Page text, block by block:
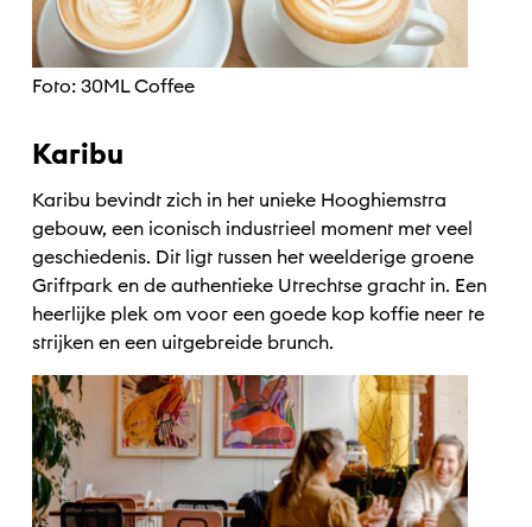
Foto: 30ML Coffee
Karibu
Karibu bevindt zich in het unieke Hooghiemstra
gebouw, een iconisch industrieel moment met veel
geschiedenis. Dit ligt tussen het weelderige groene
Griftpark en de authentieke Utrechtse gracht in. Een
heerlijke plek om voor een goede kop koffie neer te
strijken en een uitgebreide brunch.